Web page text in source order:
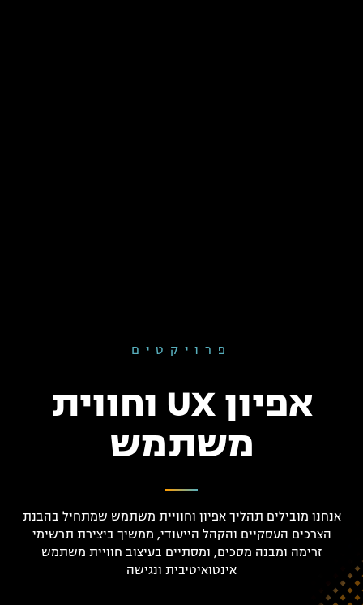
פרויקטים
אפיון UX וחווית
משתמש
אנחנו מובילים תהליך אפיון וחוויית משתמש שמתחיל בהבנת
הצרכים העסקיים והקהל הייעודי, ממשיך ביצירת תרשימי
זרימה ומבנה מסכים, ומסתיים בעיצוב חוויית משתמש
אינטואיטיבית ונגישה